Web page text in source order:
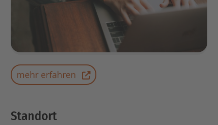
mehr erfahren
Standort